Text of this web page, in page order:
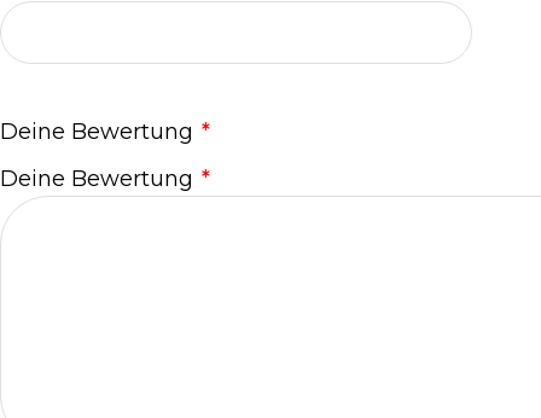
Deine Bewertung *
Deine Bewertung *